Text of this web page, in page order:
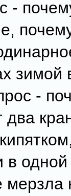
-
зимой
-
два
одной
мерзла